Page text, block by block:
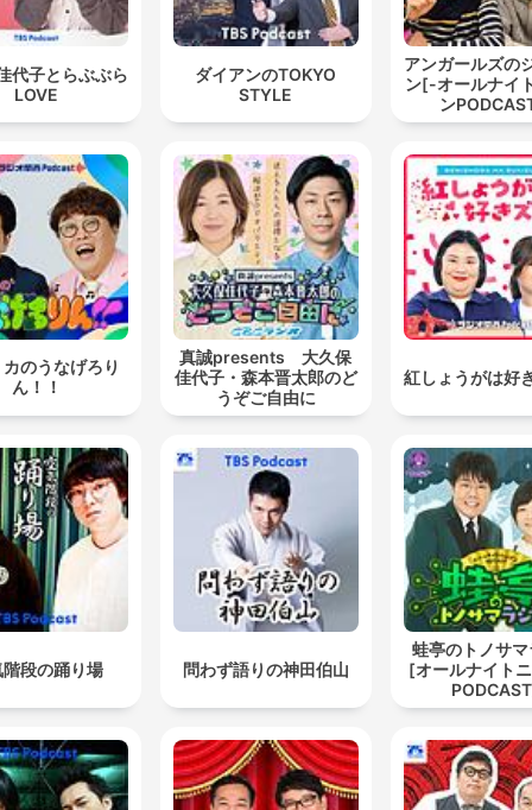
代子とらぶぶら
LOVE
ダイアンのTOKYO
STYLE
アンガールズの
ン[-オールナイ
ン
のうなげろり
ん！！
真誠presents 大久保
佳代子・森本晋太郎のど
うぞご自由に
紅しょうがは好
段の踊り場 問わず語りの神田伯山
蛙亭のトノサマ
[オールナイト